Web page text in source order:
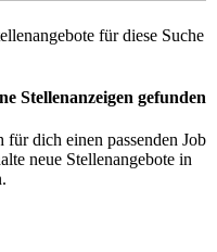
für diese Suche
Stellenanzeigen gefunden
dich einen passenden Job
neue Stellenangebote in